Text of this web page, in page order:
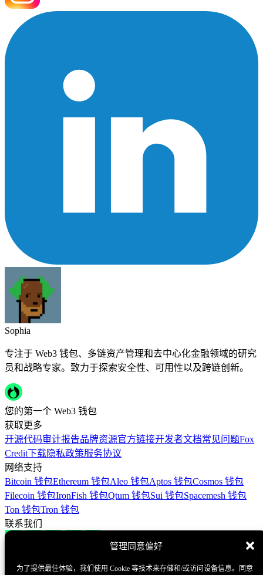
管理同意偏好
为了提供最佳体验，我们使用 Cookie 等技术来存储和/或访问设备信息。同意
Sophia
专注于 Web3 钱包、多链资产管理和去中心化金融领域的研究
员和战略专家。致力于探索安全性、可用性以及跨链创新。
您的第一个 Web3 钱包
获取更多
开源代码审计报告品牌资源官方链接开发者文档常见问题Fox
Credit下载隐私政策服务协议
网络支持
Bitcoin 钱包Ethereum 钱包Aleo 钱包Aptos 钱包Cosmos 钱包
Filecoin 钱包IronFish 钱包Qtum 钱包Sui 钱包Spacemesh 钱包
Ton 钱包Tron 钱包
联系我们
©2021 - 2026 BlockHill Tech Limited All Rights Reserved